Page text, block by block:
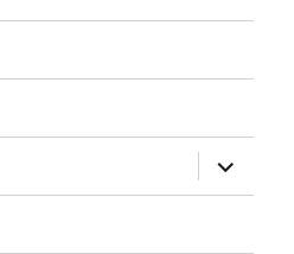
Zobrazit
položky